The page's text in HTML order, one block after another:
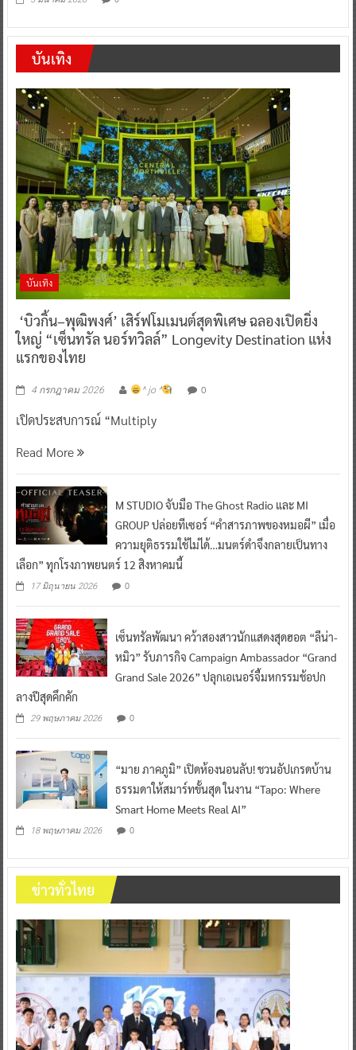
บันเทิง
บันเทิง
‘บิวกิ้น–พุฒิพงศ์’ เสิร์ฟโมเมนต์สุดพิเศษ ฉลองเปิดยิ่ง
ใหญ่ “เซ็นทรัล นอร์ทวิลล์” Longevity Destination แห่ง
แรกของไทย
4 กรกฎาคม 2026 ^ jo ^ 0
เปิดประสบการณ์ “Multiply
Read More
M STUDIO จับมือ The Ghost Radio และ MI
GROUP ปล่อยทีเซอร์ “คำสารภาพของหมอผี” เมื่อ
ความยุติธรรมใช้ไม่ได้…มนตร์ดำจึงกลายเป็นทาง
เลือก” ทุกโรงภาพยนตร์ 12 สิงหาคมนี้
17 มิถุนายน 2026 0
เซ็นทรัลพัฒนา คว้าสองสาวนักแสดงสุดฮอต “ลีน่า-
หมิว” รับภารกิจ Campaign Ambassador “Grand
Grand Sale 2026” ปลุกเอเนอร์จี้มหกรรมช้อปก
ลางปีสุดคึกคัก
29 พฤษภาคม 2026 0
“มาย ภาคภูมิ” เปิดห้องนอนลับ! ชวนอัปเกรดบ้าน
ธรรมดาให้สมาร์ทขั้นสุด ในงาน “Tapo: Where
Smart Home Meets Real AI”
18 พฤษภาคม 2026 0
ข่าวทั่วไทย